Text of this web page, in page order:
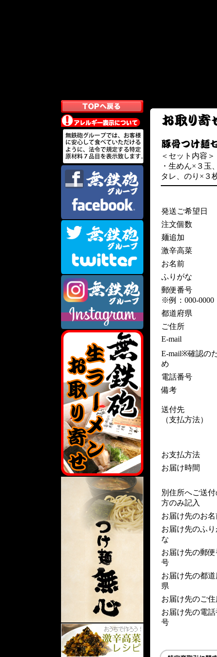
＜セット内容＞
・生めん×３玉
タレ、のり×３
発送ご希望日
注文個数
麺追加
激辛高菜
お名前
ふりがな
郵便番号
※例：000-0000
都道府県
ご住所
E-mail
E-mail※確認の
め
電話番号
備考
送付先
（支払方法）
お支払方法
お届け時間
別住所へご送
方のみ記入
お届け先のお名
お届け先のふり
な
お届け先の郵便
号
お届け先の都道
県
お届け先のご住
お届け先の電話
号